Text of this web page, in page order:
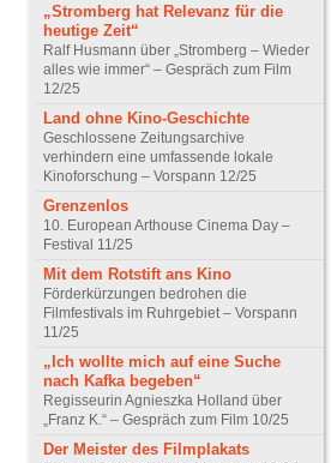
„Stromberg hat Relevanz für die
heutige Zeit“
Ralf Husmann über „Stromberg – Wieder
alles wie immer“ – Gespräch zum Film
12/25
Land ohne Kino-Geschichte
Geschlossene Zeitungsarchive
verhindern eine umfassende lokale
Kinoforschung – Vorspann 12/25
Grenzenlos
10. European Arthouse Cinema Day –
Festival 11/25
Mit dem Rotstift ans Kino
Förderkürzungen bedrohen die
Filmfestivals im Ruhrgebiet – Vorspann
11/25
„Ich wollte mich auf eine Suche
nach Kafka begeben“
Regisseurin Agnieszka Holland über
„Franz K.“ – Gespräch zum Film 10/25
Der Meister des Filmplakats